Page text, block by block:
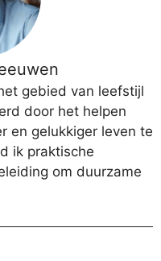
gebied van leefstijl
door het helpen
en gelukkiger leven te
ik praktische
om duurzame